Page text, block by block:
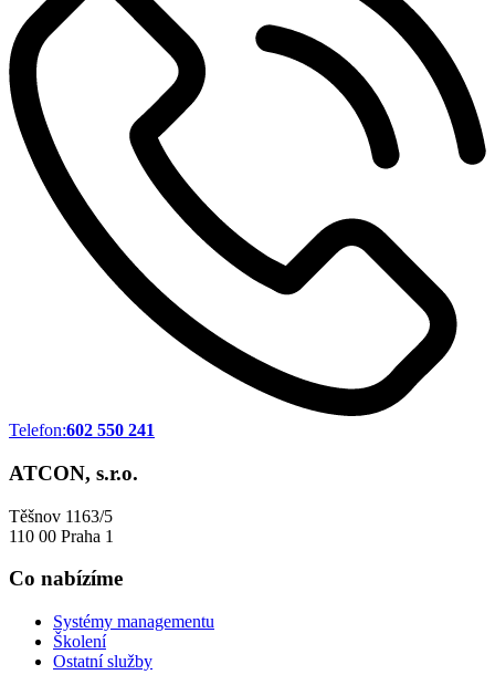
Telefon:602 550 241
ATCON, s.r.o.
Těšnov 1163/5
110 00 Praha 1
Co nabízíme
Systémy managementu
Školení
Ostatní služby